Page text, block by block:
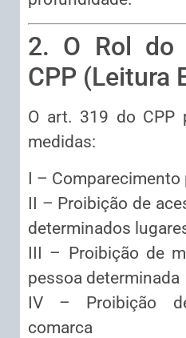
2. O Rol
CPP (Leitura
O art. 319 do CPP
medidas:
I –
II – Proibição de
determinados
III – Proibição de
pessoa determinada
IV – Proibição
comarca